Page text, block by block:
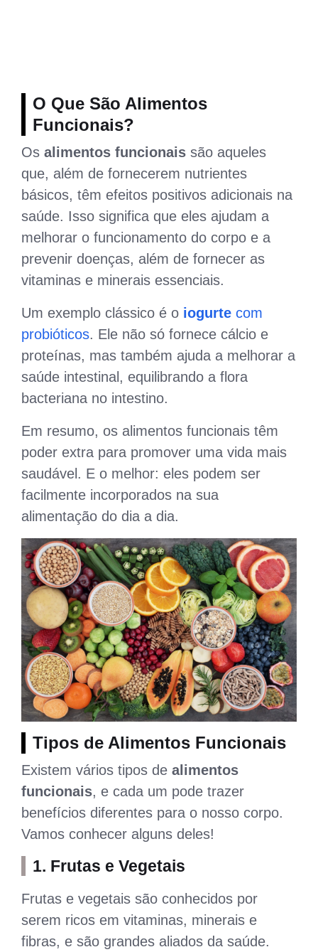
O Que São Alimentos
Funcionais?
Os alimentos funcionais são aqueles
que, além de fornecerem nutrientes
básicos, têm efeitos positivos adicionais na
saúde. Isso significa que eles ajudam a
melhorar o funcionamento do corpo e a
prevenir doenças, além de fornecer as
vitaminas e minerais essenciais.
Um exemplo clássico é o iogurte com
probióticos. Ele não só fornece cálcio e
proteínas, mas também ajuda a melhorar a
saúde intestinal, equilibrando a flora
bacteriana no intestino.
Em resumo, os alimentos funcionais têm
poder extra para promover uma vida mais
saudável. E o melhor: eles podem ser
facilmente incorporados na sua
alimentação do dia a dia.
Tipos de Alimentos Funcionais
Existem vários tipos de alimentos
funcionais, e cada um pode trazer
benefícios diferentes para o nosso corpo.
Vamos conhecer alguns deles!
1. Frutas e Vegetais
Frutas e vegetais são conhecidos por
serem ricos em vitaminas, minerais e
fibras, e são grandes aliados da saúde.